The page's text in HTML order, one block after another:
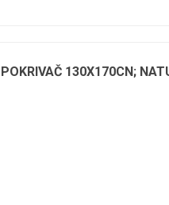
POKRIVAČ 130X170CN;